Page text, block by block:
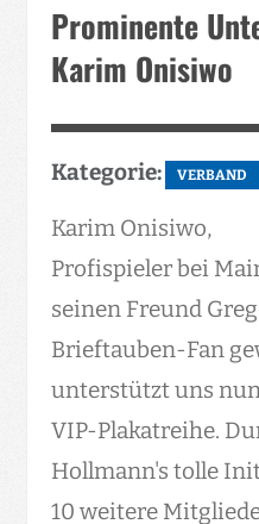
Prominente
Karim Onisiwo
Kategorie: VERBAND
Karim Onisiwo,
Profispieler bei
seinen Freund
Brieftauben-Fan
unterstützt uns
VIP-Plakatreihe.
Hollmann's tolle
10 weitere